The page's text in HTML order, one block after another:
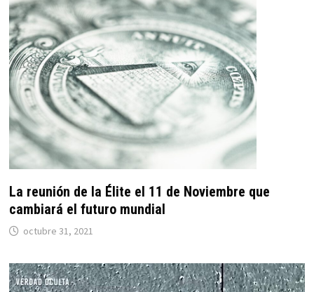
La reunión de la Élite el 11 de Noviembre que
cambiará el futuro mundial
octubre 31, 2021